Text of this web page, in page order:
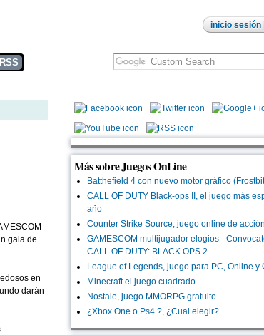
inicio sesión
gala de
en
darán
Más sobre Juegos OnLine
Batthefield 4 con nuevo motor gráfico
CALL OF DUTY Black-ops II, el juego más
año
Counter Strike Source, juego online de acción
GAMESCOM multijugador elogios -
CALL OF DUTY: BLACK OPS 2
League of Legends, juego para PC, Online y
Minecraft el juego cuadrado
Nostale, juego MMORPG gratuito
¿Xbox One o Ps4 ?, ¿Cual elegir?